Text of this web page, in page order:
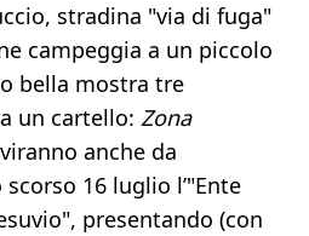
stradina "via di fuga"
campeggia a un piccolo
bella mostra tre
un cartello: Zona
anche da
16 luglio l’"Ente
presentando (con